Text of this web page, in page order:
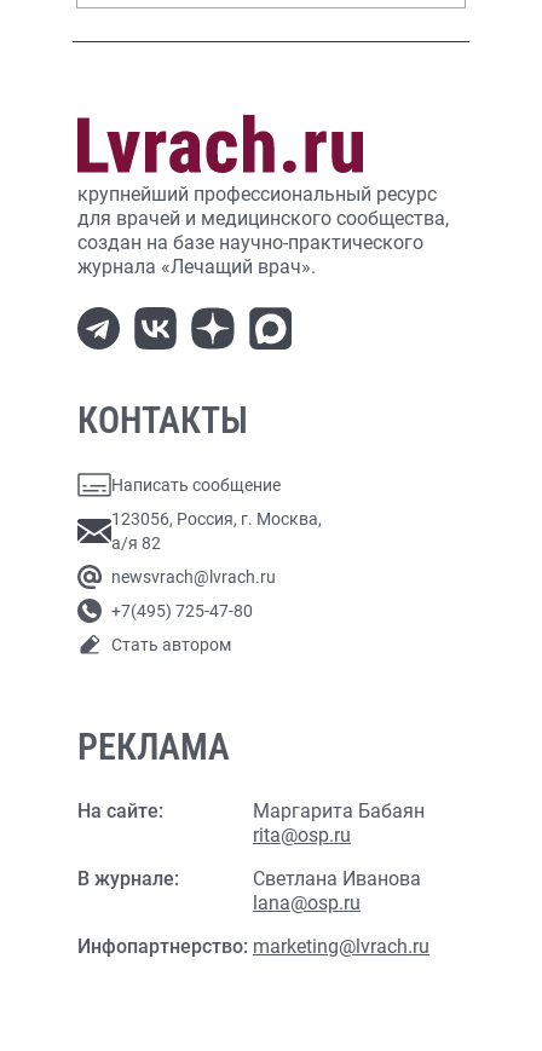
крупнейший профессиональный ресурс
для врачей и медицинского сообщества,
создан на базе научно-практического
журнала «Лечащий врач».
КОНТАКТЫ
Написать сообщение
123056, Россия, г. Москва,
а/я 82
newsvrach@lvrach.ru
+7(495) 725-47-80
Стать автором
РЕКЛАМА
На сайте:
Маргарита Бабаян
rita@osp.ru
В журнале:
Светлана Иванова
lana@osp.ru
Инфопартнерство: marketing@lvrach.ru